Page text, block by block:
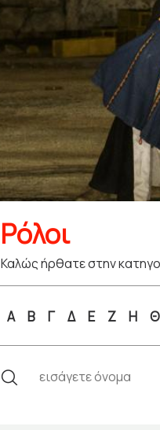
Ρόλοι
Καλώς ήρθατε στην
Α Β Γ Δ Ε Ζ Η Θ